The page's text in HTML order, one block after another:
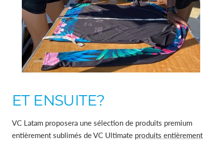
ET ENSUITE?
VC Latam proposera une sélection de produits premium
entièrement sublimés de VC Ultimate produits entièrement